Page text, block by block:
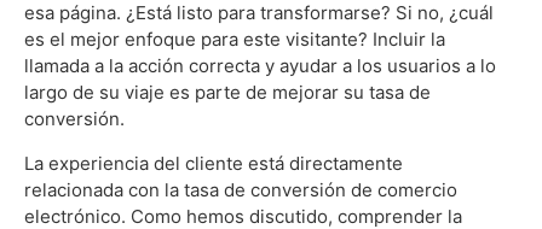
esa página. ¿Está listo para transformarse? Si no, ¿cuál
es el mejor enfoque para este visitante? Incluir la
llamada a la acción correcta y ayudar a los usuarios a lo
largo de su viaje es parte de mejorar su tasa de
conversión.
La experiencia del cliente está directamente
relacionada con la tasa de conversión de comercio
electrónico. Como hemos discutido, comprender la